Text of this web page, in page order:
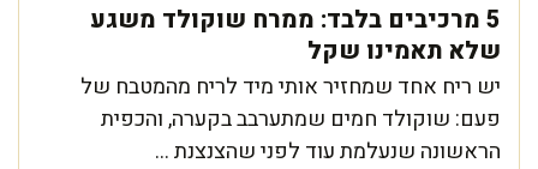
5 מרכיבים בלבד: ממרח שוקולד משגע
שלא תאמינו שקל
יש ריח אחד שמחזיר אותי מיד לריח מהמטבח של
פעם: שוקולד חמים שמתערבב בקערה, והכפית
הראשונה שנעלמת עוד לפני שהצנצנת ...